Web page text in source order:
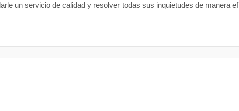
un servicio de calidad y resolver todas sus inquietudes de manera